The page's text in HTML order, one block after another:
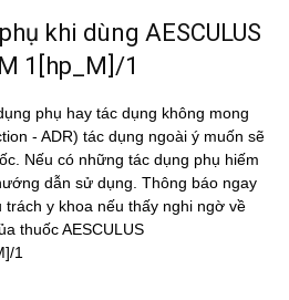
khi dùng AESCULUS
1[hp_M]/1
phụ hay tác dụng không mong
- ADR) tác dụng ngoài ý muốn sẽ
Nếu có những tác dụng phụ hiếm
dẫn sử dụng. Thông báo ngay
y khoa nếu thấy nghi ngờ về
thuốc AESCULUS
1